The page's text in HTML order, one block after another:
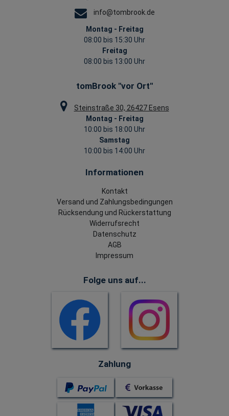
info@tombrook.de
Montag - Freitag
08:00 bis 15:30 Uhr
Freitag
08:00 bis 13:00 Uhr
tomBrook "vor Ort"
Steinstraße 30, 26427 Esens
Montag - Freitag
10:00 bis 18:00 Uhr
Samstag
10:00 bis 14:00 Uhr
Informationen
Kontakt
Versand und Zahlungsbedingungen
Rücksendung und Rückerstattung
Widerrufsrecht
Datenschutz
AGB
Impressum
Folge uns auf...
Zahlung